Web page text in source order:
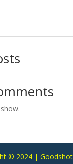
© 2024 |